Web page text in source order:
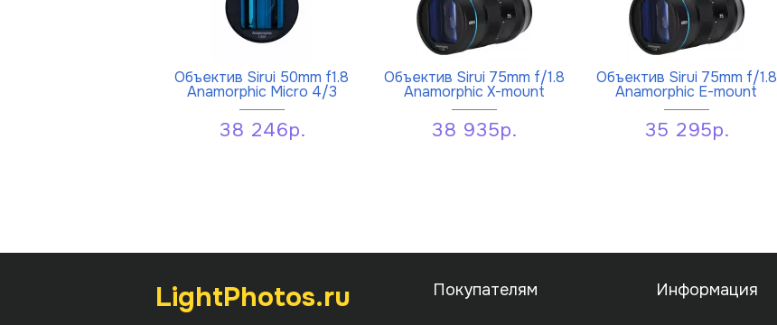
Объектив Sirui 50mm f1.8
Anamorphic Micro 4/3
38 246р.
Объектив Sirui 75mm f/1.8
Anamorphic X-mount
38 935р.
Объектив Sirui 75mm f/1.8
Anamorphic E-mount
35 295р.
LightPhotos.ru Покупателям Информация